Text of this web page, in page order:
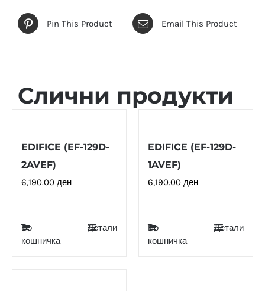
Pin This Product Email This Product
Слични продукти
EDIFICE (EF-129D-
2AVEF)
6,190.00 ден
Во
кошничка
Детали
EDIFICE (EF-129D-
1AVEF)
6,190.00 ден
Во
кошничка
Детали